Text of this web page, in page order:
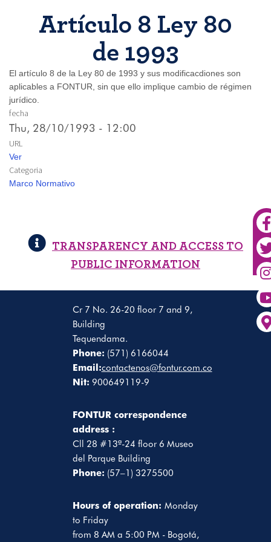
Artículo 8 Ley 80
de 1993
El artículo 8 de la Ley 80 de 1993 y sus modificacdiones son
aplicables a FONTUR, sin que ello implique cambio de régimen
jurídico.
fecha
Thu, 28/10/1993 - 12:00
URL
Ver
Categoria
Marco Normativo
TRANSPARENCY AND ACCESS TO
PUBLIC INFORMATION
Cr 7 No. 26-20 floor 7 and 9,
Building
Tequendama.
Phone: (571) 6166044
Email:contactenos@fontur.com.co
Nit: 900649119-9
FONTUR correspondence
address :
Cll 28 #13ª-24 floor 6 Museo
del Parque Building
Phone: (57–1) 3275500
Hours of operation: Monday
to Friday
from 8 AM a 5:00 PM - Bogotá,